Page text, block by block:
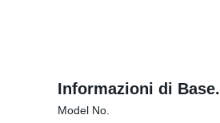
Informazioni di Base.
Model No.